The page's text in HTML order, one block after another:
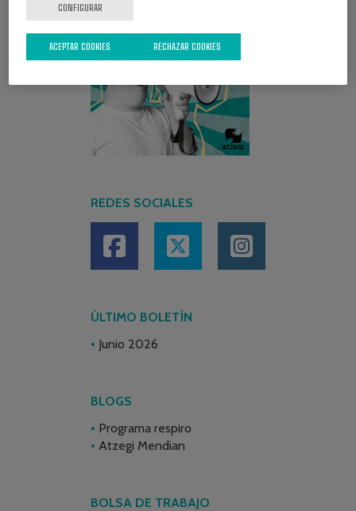
REDES SOCIALES
ÚLTIMO BOLETÍN
Junio 2026
BLOGS
Programa respiro
Atzegi Mendian
BOLSA DE TRABAJO
CONFIGURAR
RECHAZAR COOKIES
ACEPTAR COOKIES